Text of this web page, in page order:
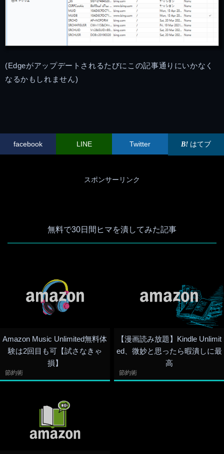
(Edgeがアップデートされるたびにこの記事通りにいかなく
なるかもしれません)
facebook LINE Twitter はてブ
スポンサーリンク
無料で30日間ヒマを潰してみた記事
Amazon Music Unlimited無料体
験は2回目も可【試さなきゃ
損】
節約術
【漫画読み放題】Kindle Unlimit
ed、微妙と思ったら暇潰しに最
高
節約術